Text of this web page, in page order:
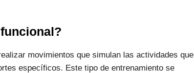
movimientos que simulan las actividades que
específicos. Este tipo de entrenamiento se